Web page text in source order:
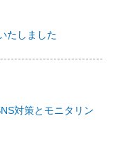
たしました
対策とモニタリン